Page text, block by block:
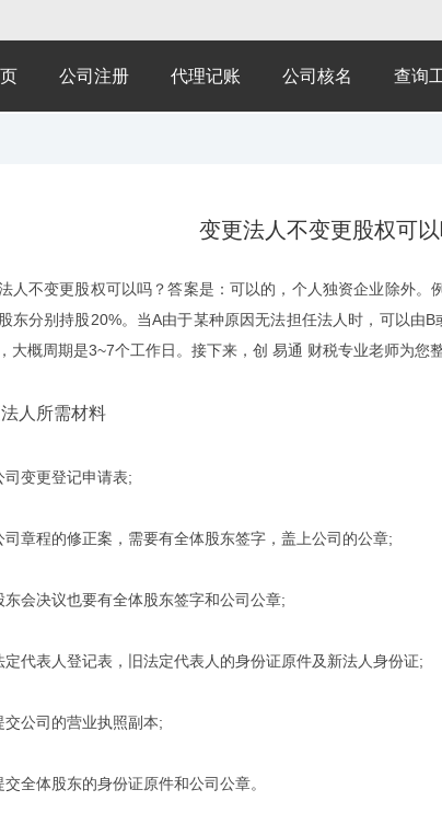
公司注册 代理记账 公司核名 查询
变更法人不变更股权可
不变更股权可以吗？答案是：可以的，个人独资企业除外。
东分别持股20%。当A由于某种原因无法担任法人时，可以由
大概周期是3~7个工作日。接下来，创 易通 财税专业老师为您
人所需材料
变更登记申请表;
程的修正案，需要有全体股东签字，盖上公司的公章;
决议也要有全体股东签字和公司公章;
表人登记表，旧法定代表人的身份证原件及新法人身份证;
公司的营业执照副本;
体股东的身份证原件和公司公章。